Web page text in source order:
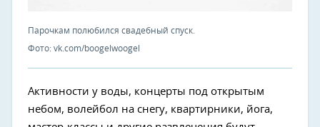
Парочкам полюбился свадебный спуск.
Фото: vk.com/boogelwoogel
Активности у воды, концерты под открытым
небом, волейбол на снегу, квартирники, йога,